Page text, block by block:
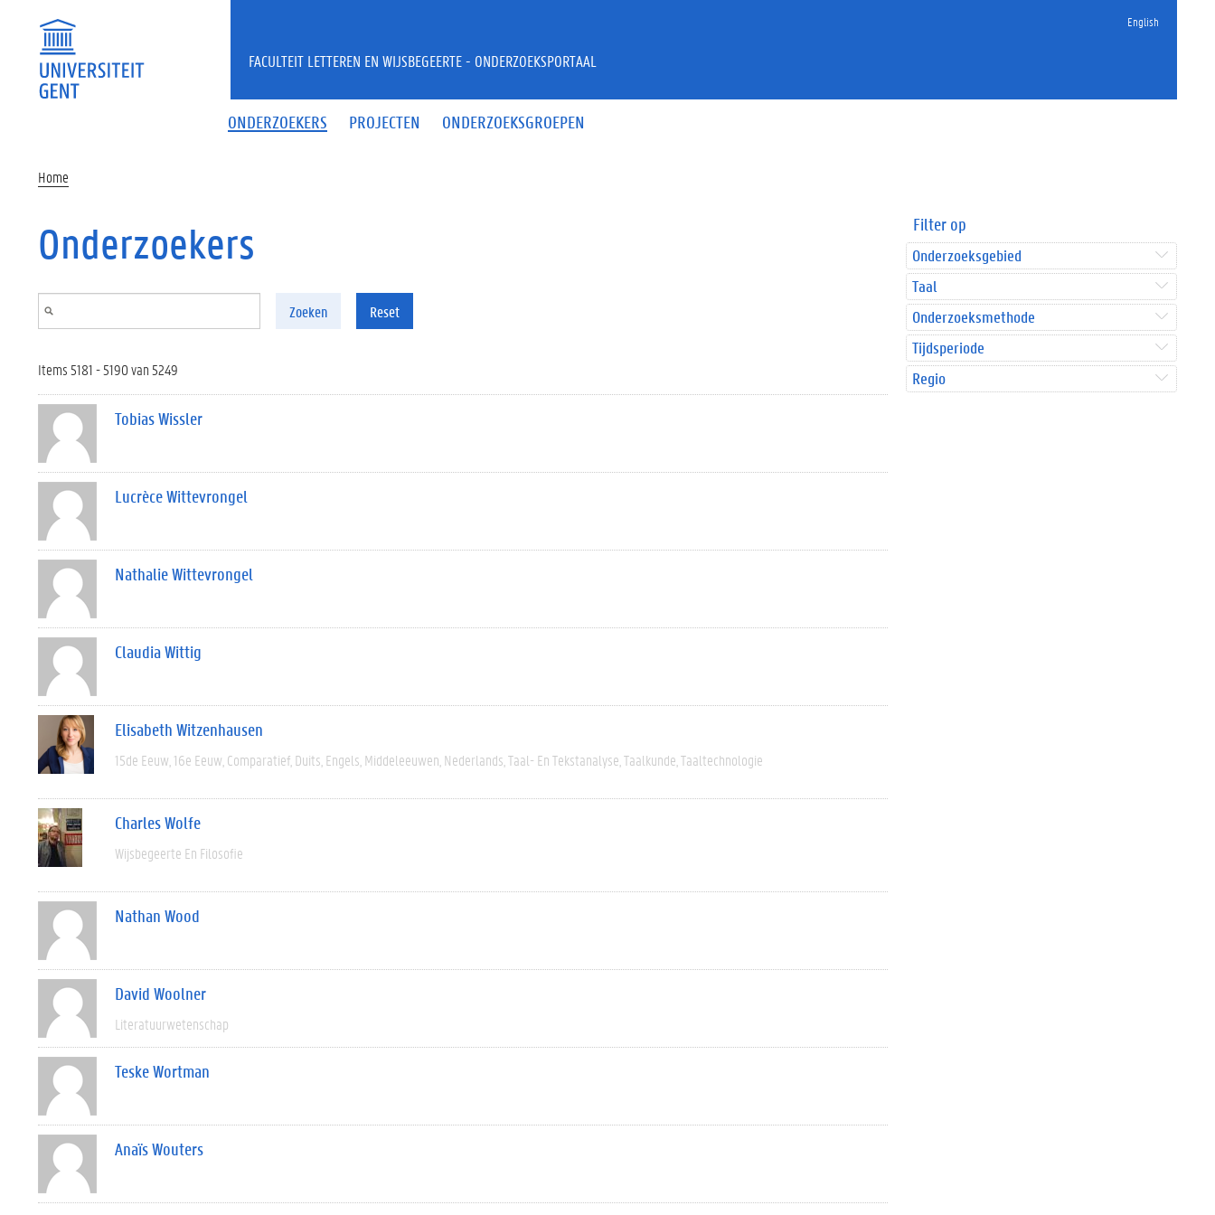
English
ONDERZOEKERS PROJECTEN ONDERZOEKSGROEPEN
FACULTEIT LETTEREN EN WIJSBEGEERTE - ONDERZOEKSPORTAAL
Home
Onderzoekers
Zoeken Reset
Items 5181 - 5190 van 5249
Tobias Wissler
Lucrèce Wittevrongel
Nathalie Wittevrongel
Claudia Wittig
Elisabeth Witzenhausen
15de Eeuw 16e Eeuw Comparatief Duits Engels Middeleeuwen Nederlands Taal- En Tekstanalyse Taalkunde Taaltechnologie
Charles Wolfe
Wijsbegeerte En Filosofie
Nathan Wood
David Woolner
Literatuurwetenschap
Teske Wortman
Anaïs Wouters
Filter op
Onderzoeksgebied
Taal
Onderzoeksmethode
Tijdsperiode
Regio